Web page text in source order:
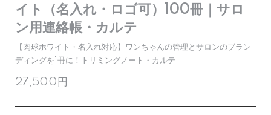
イト（名入れ・ロゴ可）100冊｜サロ
ン用連絡帳・カルテ
【肉球ホワイト・名入れ対応】ワンちゃんの管理とサロンのブラン
ディングを1冊に！トリミングノート・カルテ
27,500円